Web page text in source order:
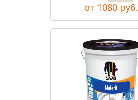
от 1080 руб.